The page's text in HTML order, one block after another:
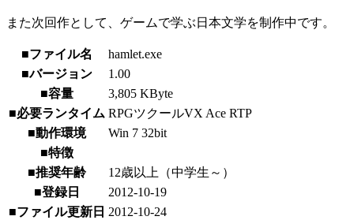
また次回作として、ゲームで学ぶ日本文学を制作中です。
■ファイル名
hamlet.exe
■バージョン
1.00
■容量
3,805 KByte
■必要ランタイム RPGツクールVX Ace RTP
■動作環境
Win 7 32bit
■特徴
■推奨年齢
12歳以上（中学生～）
■登録日
2012-10-19
■ファイル更新日 2012-10-24